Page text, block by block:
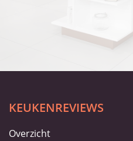
KEUKENREVIEWS
Overzicht